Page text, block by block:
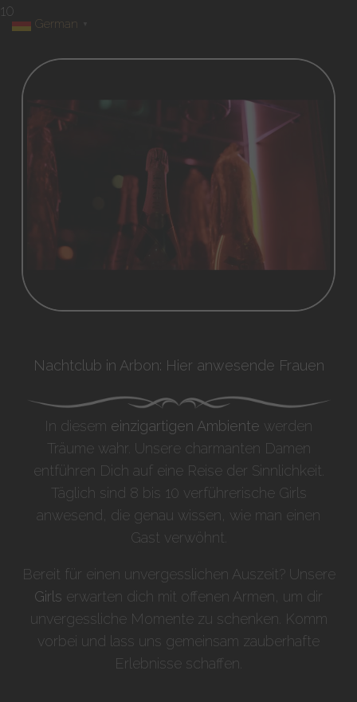
10
Nachtclub in Arbon: Hier anwesende Frauen
In diesem einzigartigen Ambiente werden
Träume wahr. Unsere charmanten Damen
entführen Dich auf eine Reise der Sinnlichkeit.
Täglich sind 8 bis 10 verführerische Girls
anwesend, die genau wissen, wie man einen
Gast verwöhnt.
Bereit für einen unvergesslichen Auszeit? Unsere
Girls erwarten dich mit offenen Armen, um dir
unvergessliche Momente zu schenken. Komm
vorbei und lass uns gemeinsam zauberhafte
Erlebnisse schaffen.
German